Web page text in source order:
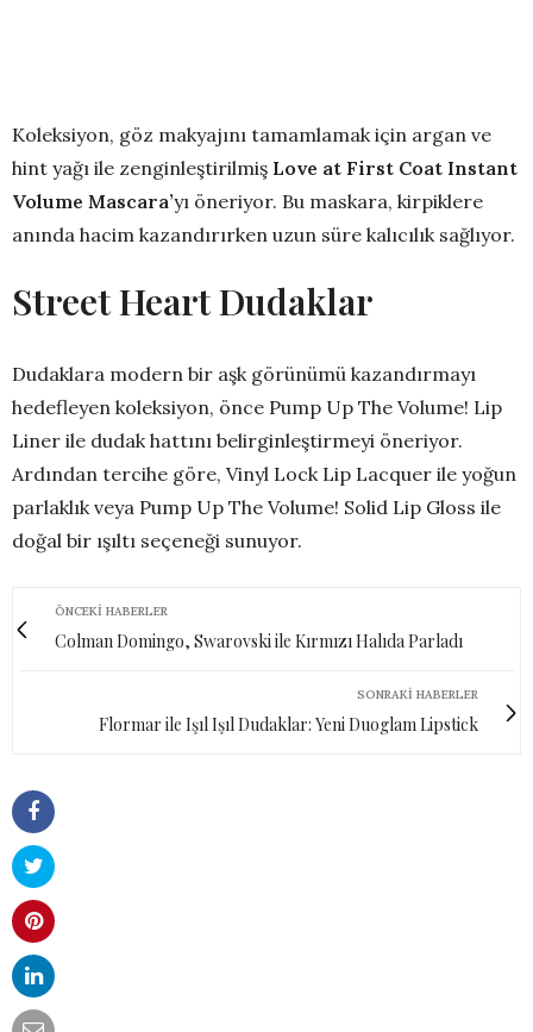
Koleksiyon, göz makyajını tamamlamak için argan ve
hint yağı ile zenginleştirilmiş Love at First Coat Instant
Volume Mascara’yı öneriyor. Bu maskara, kirpiklere
anında hacim kazandırırken uzun süre kalıcılık sağlıyor.
Street Heart Dudaklar
Dudaklara modern bir aşk görünümü kazandırmayı
hedefleyen koleksiyon, önce Pump Up The Volume! Lip
Liner ile dudak hattını belirginleştirmeyi öneriyor.
Ardından tercihe göre, Vinyl Lock Lip Lacquer ile yoğun
parlaklık veya Pump Up The Volume! Solid Lip Gloss ile
doğal bir ışıltı seçeneği sunuyor.
ÖNCEKI HABERLER
Colman Domingo, Swarovski ile Kırmızı Halıda Parladı
SONRAKI HABERLER
Flormar ile Işıl Işıl Dudaklar: Yeni Duoglam Lipstick